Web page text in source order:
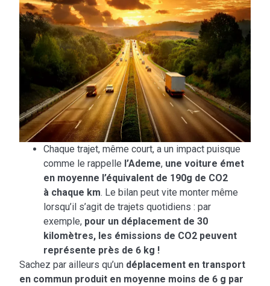
Chaque trajet, même court, a un impact puisque
comme le rappelle l’Ademe, une voiture émet
en moyenne l’équivalent de 190g de CO2
à chaque km. Le bilan peut vite monter même
lorsqu’il s’agit de trajets quotidiens : par
exemple, pour un déplacement de 30
kilomètres, les émissions de CO2 peuvent
représente près de 6 kg !
Sachez par ailleurs qu’un déplacement en transport
en commun produit en moyenne moins de 6 g par